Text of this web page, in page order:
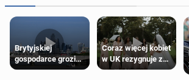
Brytyjskiej
gospodarce grozi
recesja, jeśli
Coraz więcej kobiet
w UK rezygnuje z
roli druhny na